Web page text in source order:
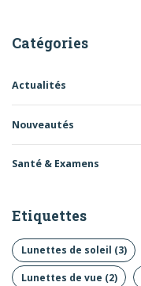
Catégories
Actualités
Nouveautés
Santé & Examens
Etiquettes
Lunettes de soleil (3)
Lunettes de vue (2)